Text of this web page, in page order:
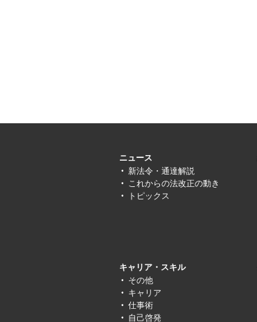
ニュース
新法令・通達解説
これからの法改正の動き
トピックス
キャリア・スキル
その他
キャリア
仕事術
自己啓発